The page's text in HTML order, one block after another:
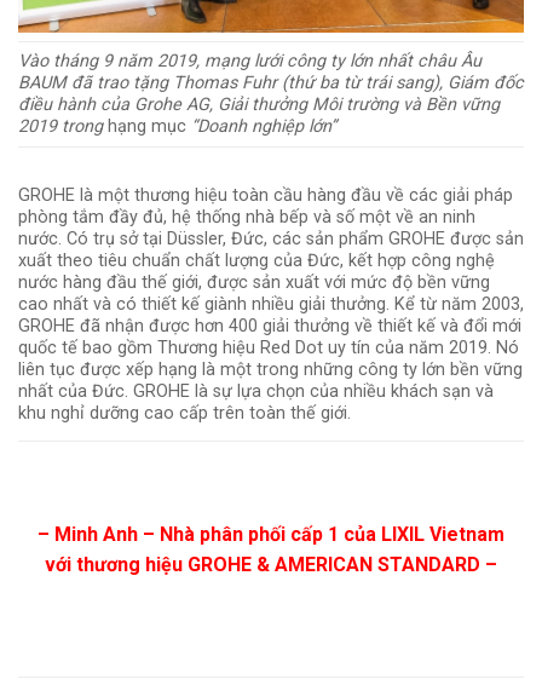
Vào tháng 9 năm 2019, mạng lưới công ty lớn nhất châu Âu
BAUM đã trao tặng Thomas Fuhr (thứ ba từ trái sang), Giám đốc
điều hành của Grohe AG, Giải thưởng Môi trường và Bền vững
2019 tronghạng mục “Doanh nghiệp lớn”
GROHE là một thương hiệu toàn cầu hàng đầu về các giải pháp
phòng tắm đầy đủ, hệ thống nhà bếp và số một về an ninh
nước. Có trụ sở tại Düssler, Đức, các sản phẩm GROHE được sản
xuất theo tiêu chuẩn chất lượng của Đức, kết hợp công nghệ
nước hàng đầu thế giới, được sản xuất với mức độ bền vững
cao nhất và có thiết kế giành nhiều giải thưởng. Kể từ năm 2003,
GROHE đã nhận được hơn 400 giải thưởng về thiết kế và đổi mới
quốc tế bao gồm Thương hiệu Red Dot uy tín của năm 2019. Nó
liên tục được xếp hạng là một trong những công ty lớn bền vững
nhất của Đức. GROHE là sự lựa chọn của nhiều khách sạn và
khu nghỉ dưỡng cao cấp trên toàn thế giới.
– Minh Anh – Nhà phân phối cấp 1 của LIXIL Vietnam
với thương hiệu GROHE & AMERICAN STANDARD –